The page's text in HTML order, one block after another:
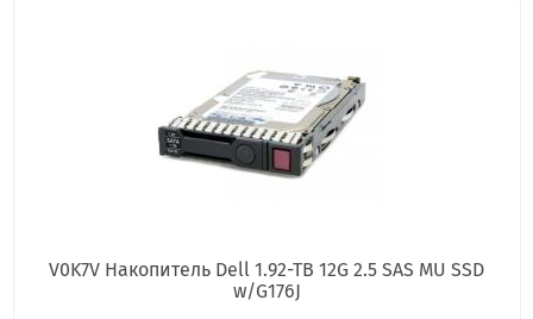
V0K7V Накопитель Dell 1.92-TB 12G 2.5 SAS MU SSD
w/G176J